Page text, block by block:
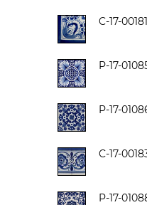
C-17-
P-17-
P-17-
C-17-
P-17-